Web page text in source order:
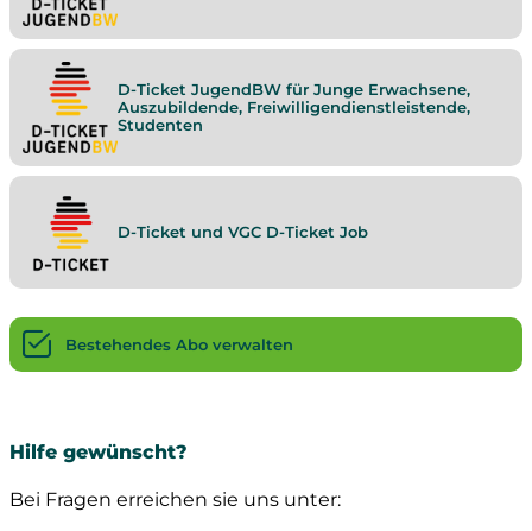
D-Ticket JugendBW für Junge Erwachsene,
Auszubildende, Freiwilligendienstleistende,
Studenten
D-Ticket und VGC D-Ticket Job
Bestehendes Abo verwalten
Hilfe gewünscht?
Bei Fragen erreichen sie uns unter: